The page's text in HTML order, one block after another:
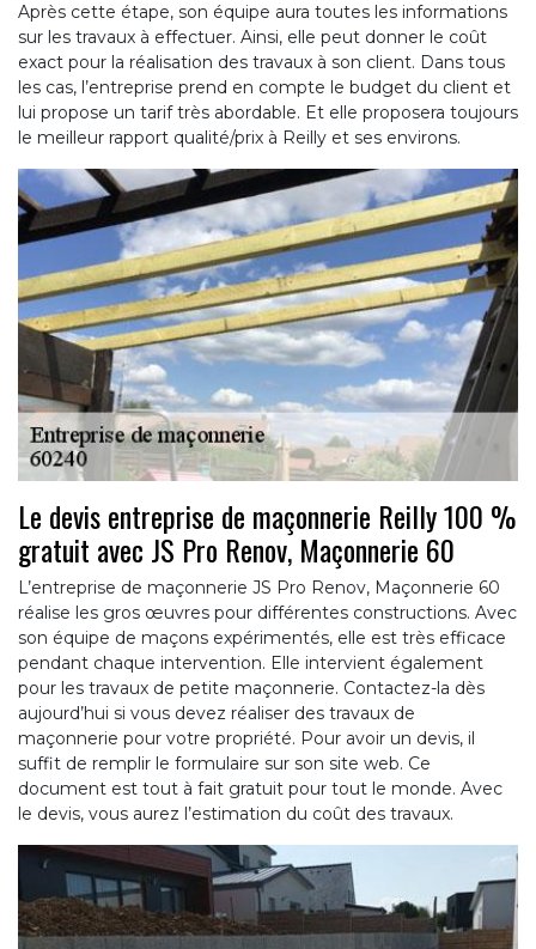
Après cette étape, son équipe aura toutes les informations
sur les travaux à effectuer. Ainsi, elle peut donner le coût
exact pour la réalisation des travaux à son client. Dans tous
les cas, l’entreprise prend en compte le budget du client et
lui propose un tarif très abordable. Et elle proposera toujours
le meilleur rapport qualité/prix à Reilly et ses environs.
Le devis entreprise de maçonnerie Reilly 100 %
gratuit avec JS Pro Renov, Maçonnerie 60
L’entreprise de maçonnerie JS Pro Renov, Maçonnerie 60
réalise les gros œuvres pour différentes constructions. Avec
son équipe de maçons expérimentés, elle est très efficace
pendant chaque intervention. Elle intervient également
pour les travaux de petite maçonnerie. Contactez-la dès
aujourd’hui si vous devez réaliser des travaux de
maçonnerie pour votre propriété. Pour avoir un devis, il
suffit de remplir le formulaire sur son site web. Ce
document est tout à fait gratuit pour tout le monde. Avec
le devis, vous aurez l’estimation du coût des travaux.